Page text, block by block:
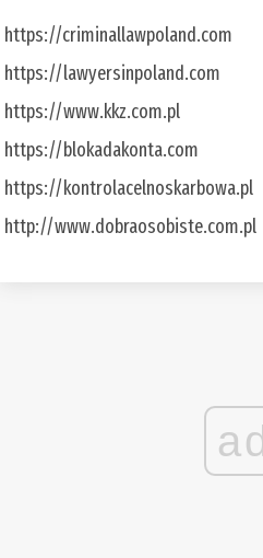
https://criminallawpoland.com
https://lawyersinpoland.com
https://www.kkz.com.pl
https://blokadakonta.com
https://kontrolacelnoskarbowa.pl
http://www.dobraosobiste.com.pl
ad